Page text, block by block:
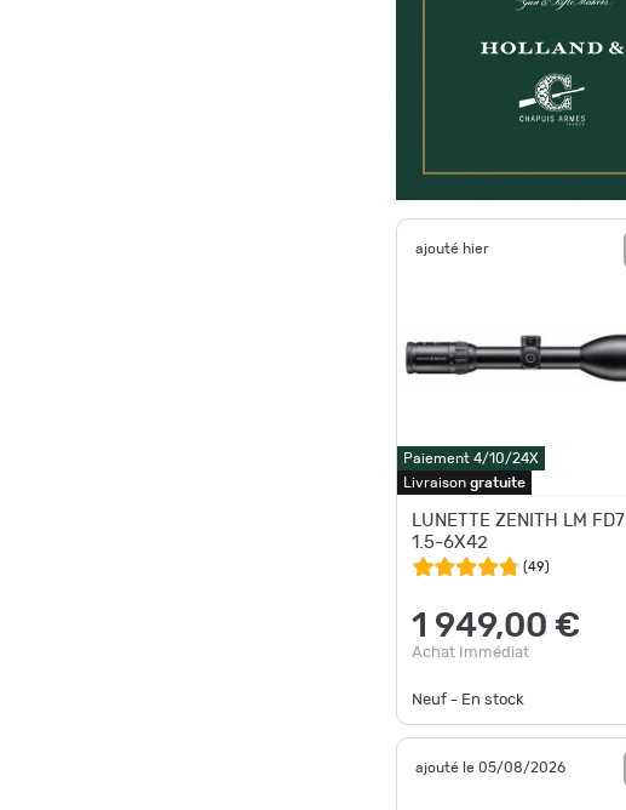
ajouté hier
Paiement 4/10/24X
Livraison gratuite
LUNETTE ZENITH LM FD7
1.5-6X42
(49)
1 949,00 €
Achat Immédiat
Neuf - En stock
ajouté le 05/08/2026